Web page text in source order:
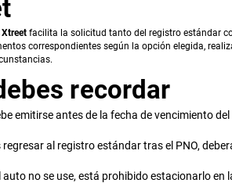
Xtreet facilita la solicitud tanto del registro estándar
correspondientes según la opción elegida,
recordar
emitirse antes de la fecha de vencimiento
regresar al registro estándar tras el PNO,
auto no se use, está prohibido estacionarlo en